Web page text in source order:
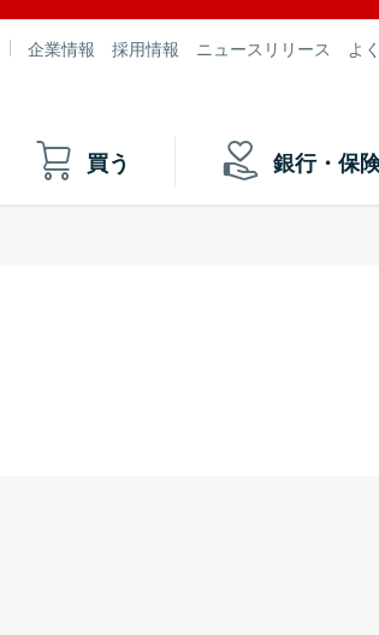
企業情報 採用情報 ニュースリリース よ
買う 銀行・保